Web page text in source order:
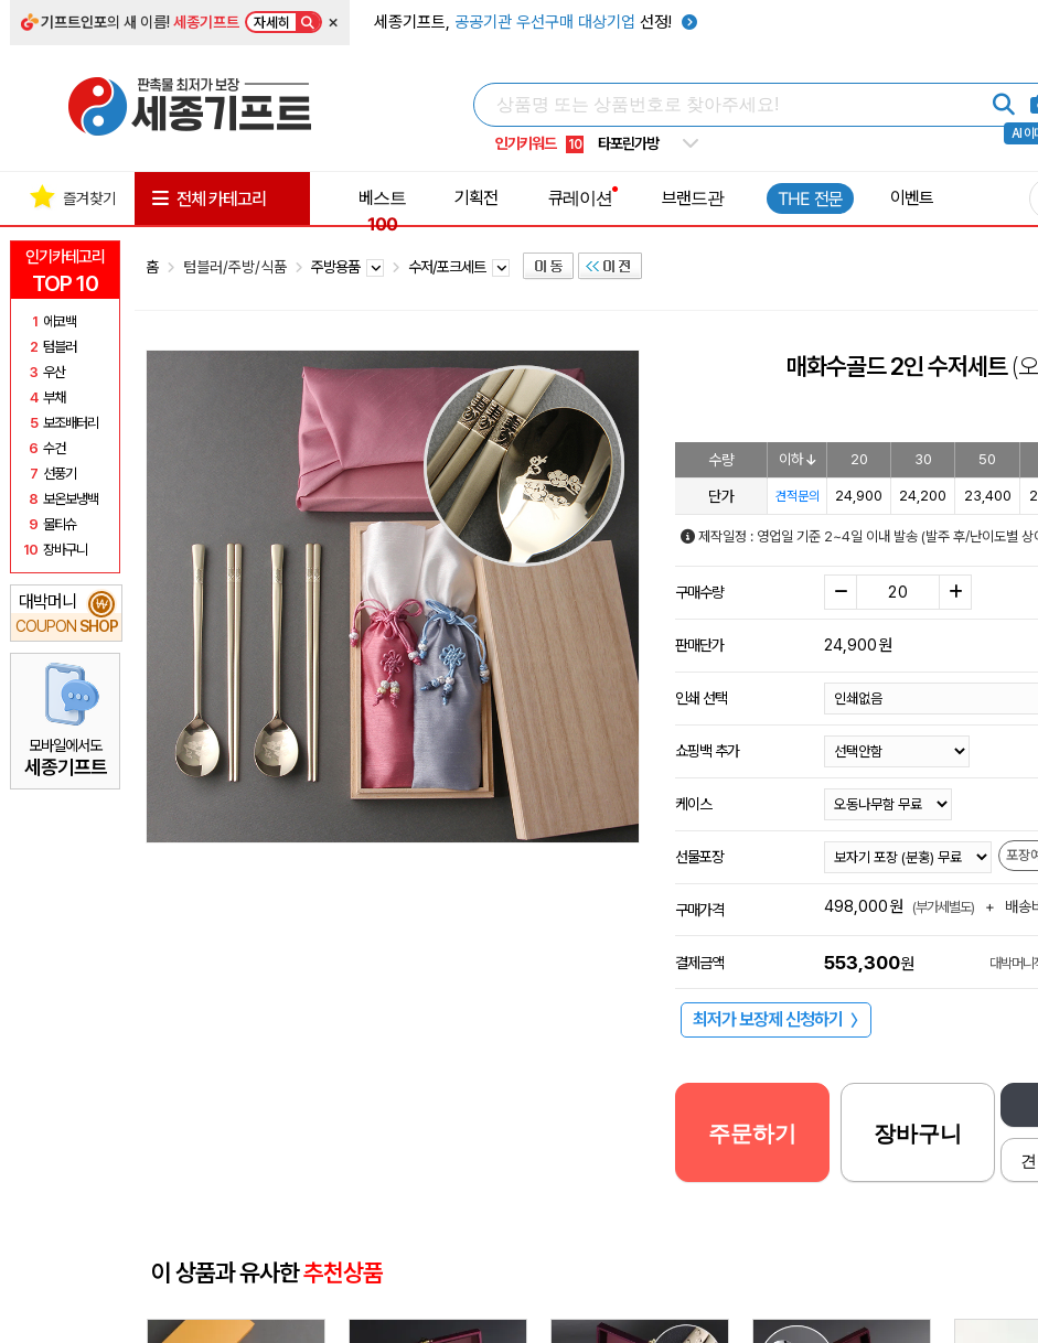
기프트인포의 새 이름!세종기프트 자세히 × 세종기프트, 공공기관 우선구매 대상기업 선정!
AI 이
인기키워드
6 우산
9 넥쿨러
10 타포린가방
인기카테고리
TOP 10
1 에코백
2 텀블러
3 우산
4 부채
5 보조배터리
6 수건
7 선풍기
8 보온보냉백
9 물티슈
10 장바구니
대박머니
COUPON SHOP
₩
모바일에서도
세종기프트
즐겨찾기 전체 카테고리
베스트
100
기획전 큐레이션 브랜드관 THE 전문 이벤트
홈 텀블러/주방/식품 주방용품 수저/포크세트
매화수골드 2인 수저세트(
수량 이하 20 30 50
단가 견적문의 24,900 24,200 23,400
제작일정 : 영업일 기준 2~4일 이내 발송 (발주 후/난이도별 상
구매수량
판매단가 24,900원
인쇄 선택
쇼핑백 추가
케이스
선물포장 포장
구매가격 498,000원 (부가세별도) + 배송
결제금액 553,300원 대박머니
최저가 보장제 신청하기 〉
주문하기 장바구니
이 상품과 유사한추천상품